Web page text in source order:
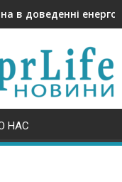
в доведенні
НАС